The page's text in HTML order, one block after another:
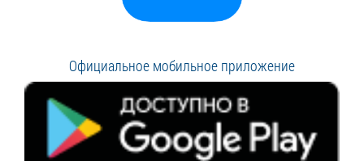
Официальное мобильное приложение